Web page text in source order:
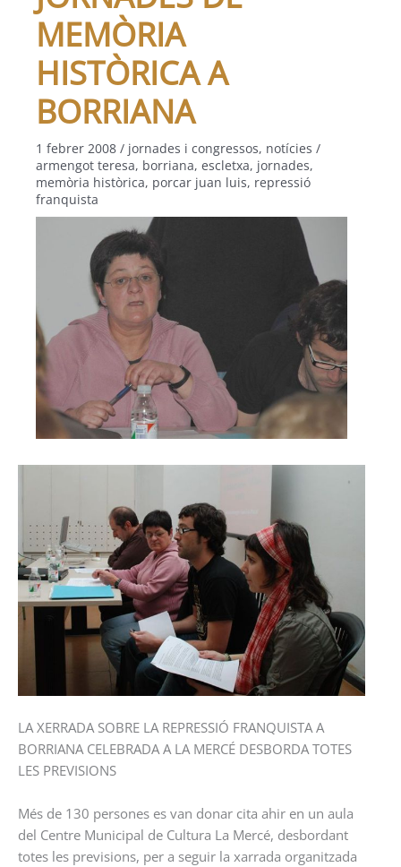
MEMÒRIA
HISTÒRICA A
BORRIANA
1 febrer 2008 / jornades i congressos, notícies /
armengot teresa, borriana, escletxa, jornades,
memòria històrica, porcar juan luis, repressió
franquista
LA XERRADA SOBRE LA REPRESSIÓ FRANQUISTA A
BORRIANA CELEBRADA A LA MERCÉ DESBORDA TOTES
LES PREVISIONS
Més de 130 persones es van donar cita ahir en un aula
del Centre Municipal de Cultura La Mercé, desbordant
totes les previsions, per a seguir la xarrada organitzada